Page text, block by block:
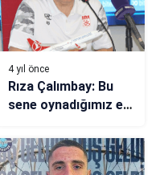
4 yıl önce
Rıza Çalımbay: Bu
sene oynadığımız en